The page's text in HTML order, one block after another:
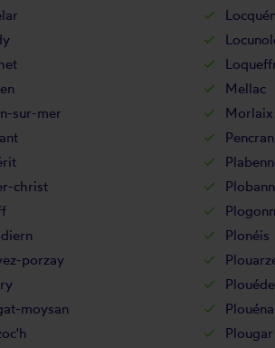
Mellac
sur-mer Morlaix
Pencran
christ
Plonéis
porzay
moysan
Plougar